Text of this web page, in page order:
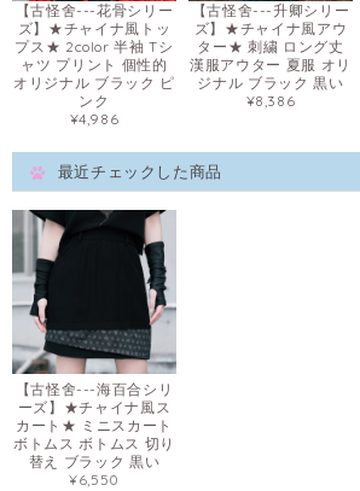
【古怪舍---花骨シリー
ズ】★チャイナ風トッ
プス★ 2color 半袖 Tシ
ャツ プリント 個性的
オリジナル ブラック ピ
ンク
¥4,986
【古怪舍---升卿シリー
ズ】★チャイナ風アウ
ター★ 刺繍 ロング丈
漢服アウター 夏服 オリ
ジナル ブラック 黒い
¥8,386
最近チェックした商品
【古怪舍---海百合シリ
ーズ】★チャイナ風ス
カート★ ミニスカート
ボトムス ボトムス 切り
替え ブラック 黒い
¥6,550